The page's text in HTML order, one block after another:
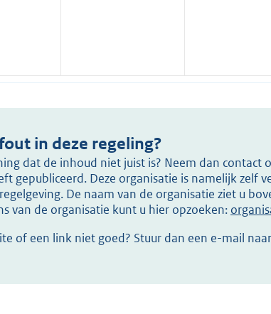
in deze regeling?
dat de inhoud niet juist is? Neem dan contact
gepubliceerd. Deze organisatie is namelijk zelf
De naam van de organisatie ziet u
van de organisatie kunt u hier opzoeken:
of een link niet goed? Stuur dan een e-mail naar